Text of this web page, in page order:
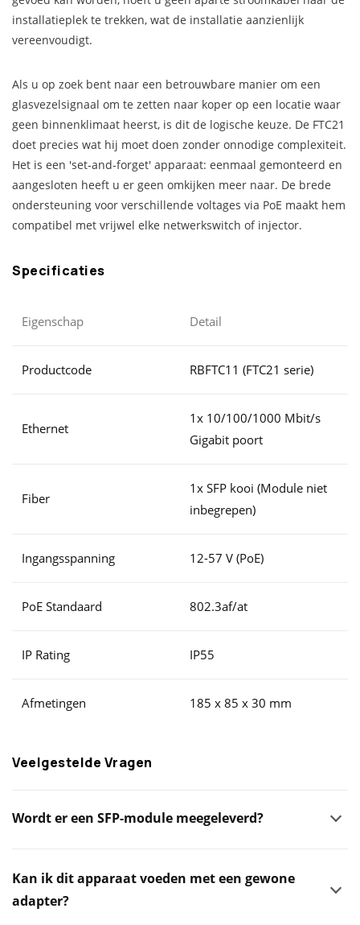
installatieplek te trekken, wat de installatie aanzienlijk
vereenvoudigt.
Als u op zoek bent naar een betrouwbare manier om een
glasvezelsignaal om te zetten naar koper op een locatie waar
geen binnenklimaat heerst, is dit de logische keuze. De FTC21
doet precies wat hij moet doen zonder onnodige complexiteit.
Het is een 'set-and-forget' apparaat: eenmaal gemonteerd en
aangesloten heeft u er geen omkijken meer naar. De brede
ondersteuning voor verschillende voltages via PoE maakt hem
compatibel met vrijwel elke netwerkswitch of injector.
Specificaties
Eigenschap Detail
Productcode RBFTC11 (FTC21 serie)
Ethernet
1x 10/100/1000 Mbit/s
Gigabit poort
Fiber
1x SFP kooi (Module niet
inbegrepen)
Ingangsspanning 12-57 V (PoE)
PoE Standaard 802.3af/at
IP Rating IP55
Afmetingen 185 x 85 x 30 mm
Veelgestelde Vragen
Wordt er een SFP-module meegeleverd?
Kan ik dit apparaat voeden met een gewone
adapter?